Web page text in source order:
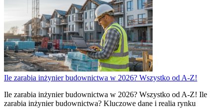
Ile zarabia inżynier budownictwa w 2026? Wszystko od A-Z!
Ile zarabia inżynier budownictwa w 2026? Wszystko od A-Z! Ile
zarabia inżynier budownictwa? Kluczowe dane i realia rynku